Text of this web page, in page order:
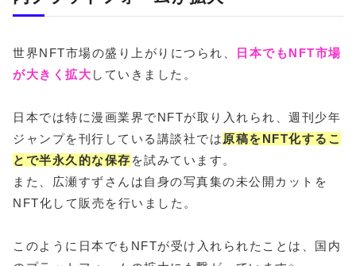
世界NFT市場の盛り上がりにつられ、
日本でもNFT市場
が大きく拡大 していきました。
日本では特に漫画業界でNFTが取り入れられ、週刊少年
ジャンプを刊行している講談社では 原稿をNFT化するこ
とで半永久的な保存 を試みています。
また、広瀬すずさんは自身の写真集の未公開カットを
NFT化して販売を行いました。
このように日本でもNFTが受け入れられたことは、国内